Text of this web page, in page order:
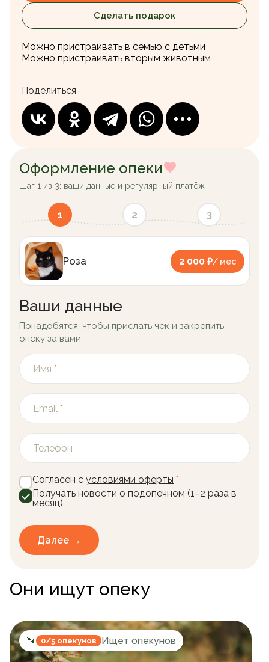
Сделать подарок
Можно пристраивать в семью с детьми
Можно пристраивать вторым животным
Поделиться
Оформление опеки
Шаг 1 из 3: ваши данные и регулярный платёж
1 2 3
Роза 2 000 ₽/ мес
Ваши данные
Понадобятся, чтобы прислать чек и закрепить
опеку за вами.
Имя *
Email *
Телефон
Согласен с условиями оферты *
Получать новости о подопечном (1–2 раза в
месяц)
Далее →
Они ищут опеку
🐾 0/5 опекунов Ищет опекунов